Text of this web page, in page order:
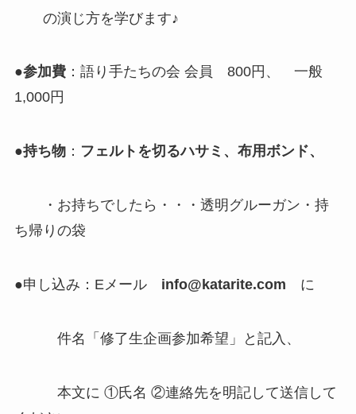
の演じ方を学びます♪
●参加費：語り手たちの会 会員 800円、 一般
1,000円
●持ち物： フェルトを切るハサミ、布用ボンド、
・お持ちでしたら・・・透明グルーガン・持
ち帰りの袋
●申し込み：Eメール info@katarite.com に
件名「修了生企画参加希望」と記入、
本文に ①氏名 ②連絡先を明記して送信して